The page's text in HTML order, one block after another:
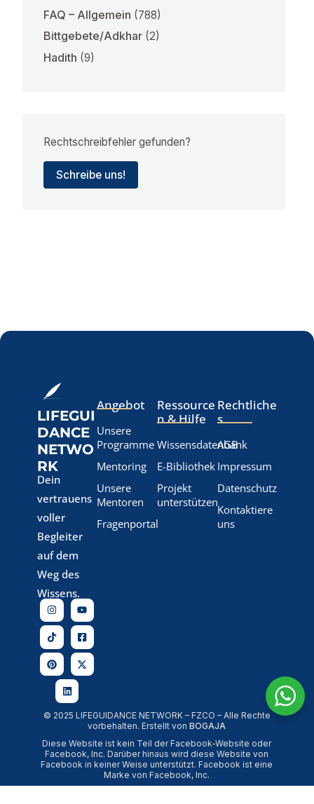
FAQ – Allgemein (788)
Bittgebete/Adkhar (2)
Hadith (9)
Rechtschreibfehler gefunden?
Schreibe uns!
LIFEGUI
DANCE
NETWO
RK
Dein
vertrauens
voller
Begleiter
auf dem
Weg des
Wissens.
Angebot
Unsere
Programme
Mentoring
Unsere
Mentoren
Fragenportal
Ressource
n & Hilfe
Wissensdatenbank
E-Bibliothek
Projekt
unterstützen
Rechtliche
s
AGB
Impressum
Datenschutz
Kontaktiere
uns
© 2025 LIFEGUIDANCE NETWORK – FZCO – Alle Rechte
vorbehalten. Erstellt vonBOGAJA
Diese Website ist kein Teil der Facebook-Website oder
Facebook, Inc. Darüber hinaus wird diese Website von
Facebook in keiner Weise unterstützt. Facebook ist eine
Marke von Facebook, Inc.